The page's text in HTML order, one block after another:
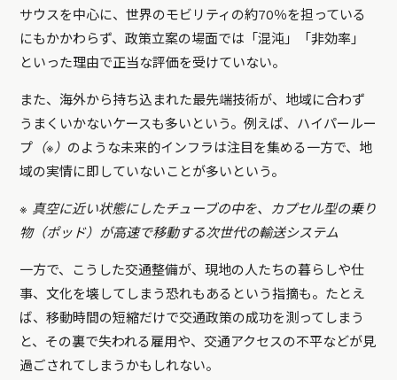
サウスを中心に、世界のモビリティの約70％を担っている
にもかかわらず、政策立案の場面では「混沌」「非効率」
といった理由で正当な評価を受けていない。
また、海外から持ち込まれた最先端技術が、地域に合わず
うまくいかないケースも多いという。例えば、ハイパールー
プ （※） のような未来的インフラは注目を集める一方で、地
域の実情に即していないことが多いという。
※ 真空に近い状態にしたチューブの中を、カプセル型の乗り
物（ポッド）が高速で移動する次世代の輸送システム
一方で、こうした交通整備が、現地の人たちの暮らしや仕
事、文化を壊してしまう恐れもあるという指摘も。たとえ
ば、移動時間の短縮だけで交通政策の成功を測ってしまう
と、その裏で失われる雇用や、交通アクセスの不平などが見
過ごされてしまうかもしれない。